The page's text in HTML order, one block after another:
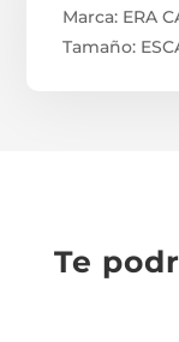
Marca: ERA
Tamaño:
Te